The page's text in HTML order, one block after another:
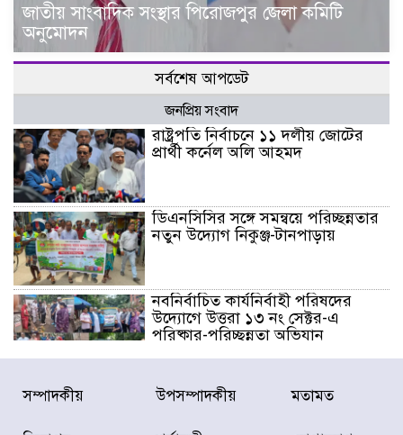
জাতীয় সাংবাদিক সংস্থার পিরোজপুর জেলা কমিটি
অনুমোদন
সর্বশেষ আপডেট
জনপ্রিয় সংবাদ
রাষ্ট্রপতি নির্বাচনে ১১ দলীয় জোটের
প্রার্থী কর্নেল অলি আহমদ
ডিএনসিসির সঙ্গে সমন্বয়ে পরিচ্ছন্নতার
নতুন উদ্যোগ নিকুঞ্জ-টানপাড়ায়
নবনির্বাচিত কার্যনির্বাহী পরিষদের
উদ্যোগে উত্তরা ১৩ নং সেক্টর-এ
পরিষ্কার-পরিচ্ছন্নতা অভিযান
ডিএমপির অভিযানে ২৪ ঘণ্টায় গ্রেপ্তার
৫০৪, উদ্ধার মাদক-অস্ত্র
সম্পাদকীয় উপসম্পাদকীয় মতামত